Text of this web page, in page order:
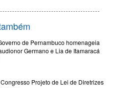
de Pernambuco homenageia
Germano e Lia de Itamaracá
Projeto de Lei de Diretrizes